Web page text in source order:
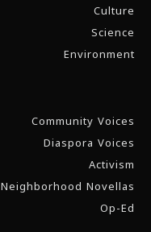
Culture
Science
Environment
Community Voices
Diaspora Voices
Activism
Neighborhood Novellas
Op-Ed